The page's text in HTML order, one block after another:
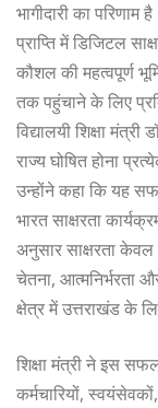
भागीदारी का
प्राप्ति में डिजिटल
कौशल की महत्वपूर्ण
तक पहुंचाने के लिए
विद्यालयी शिक्षा
राज्य घोषित होना
उन्होंने कहा कि यह
भारत साक्षरता
अनुसार साक्षरता
चेतना, आत्मनिर्भरता
क्षेत्र में उत्तराखंड के
शिक्षा मंत्री ने इस
कर्मचारियों,